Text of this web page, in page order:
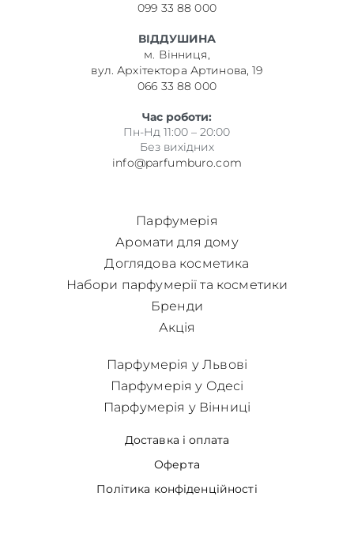
099 33 88 000
ВІДДУШИНА
м. Вінниця,
вул. Архітектора Артинова, 19
066 33 88 000
Час роботи:
Пн-Нд 11:00 – 20:00
Без вихідних
info@parfumburo.com
Парфумерія
Аромати для дому
Доглядова косметика
Набори парфумерії та косметики
Бренди
Акція
Доставка і оплата
Оферта
Політика конфіденційності
Парфумерія у Львові
Парфумерія у Одесі
Парфумерія у Вінниці